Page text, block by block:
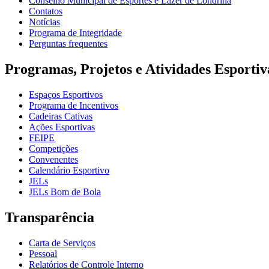
Contatos
Notícias
Programa de Integridade
Perguntas frequentes
Programas, Projetos e Atividades
Espaços Esportivos
Programa de Incentivos
Cadeiras Cativas
Ações Esportivas
FEIPE
Competições
Convenentes
Calendário Esportivo
JELs
JELs Bom de Bola
Transparência
Carta de Serviços
Pessoal
Relatórios de Controle Interno